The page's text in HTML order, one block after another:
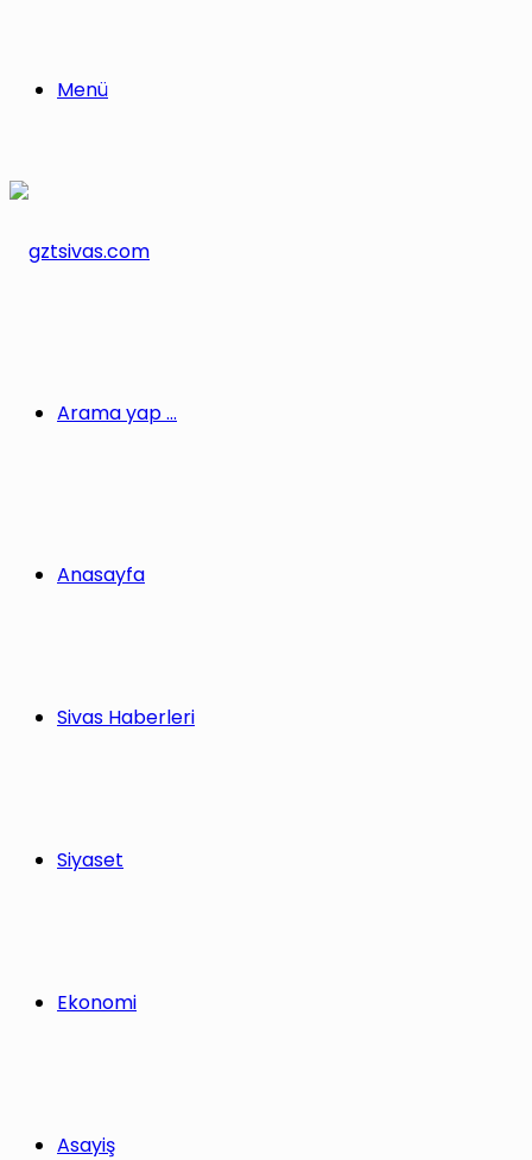
Menü
Arama yap ...
Anasayfa
Sivas Haberleri
Siyaset
Ekonomi
Asayiş